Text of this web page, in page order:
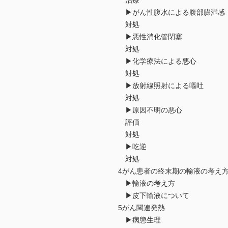
▶がん性腹水による腹部膨満感
対処
▶悪性消化管閉塞
対処
▶化学療法による悪心
対処
▶放射線照射による嘔吐
対処
▶原因不明の悪心
評価
対処
▶吃逆
対処
4がん患者の終末期の輸液の考え
▶輸液の考え方
▶皮下輸液について
5がん関連発熱
▶病態生理